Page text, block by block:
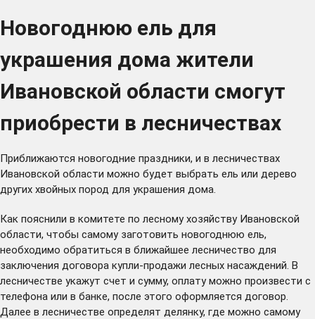
Новогоднюю ель для
украшения дома жители
Ивановской области смогут
приобрести в лесничествах
Приближаются новогодние праздники, и в лесничествах
Ивановской области можно будет выбрать ель или дерево
других хвойных пород для украшения дома.
Как пояснили в комитете по лесному хозяйству Ивановской
области, чтобы самому заготовить новогоднюю ель,
необходимо обратиться в ближайшее лесничество для
заключения договора купли-продажи лесных насаждений. В
лесничестве укажут счет и сумму, оплату можно произвести с
телефона или в банке, после этого оформляется договор.
Далее в лесничестве определят делянку, где можно самому